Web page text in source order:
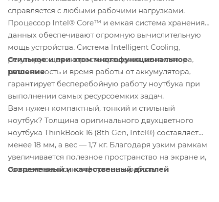
справляется с любыми рабочими нагрузками.
Процессор Intel® Core™ и емкая система хранения
данных обеспечивают огромную вычислительную
мощь устройства. Система Intelligent Cooling,
регулирующая скорость вращения вентилятора,
теплоемкость и время работы от аккумулятора,
гарантирует бесперебойную работу ноутбука при
выполнении самых ресурсоемких задач.
Стильное и при этом многофункциональное
решение
Вам нужен компактный, тонкий и стильный
ноутбук? Толщина оригинального двухцветного
ноутбука ThinkBook 16 (8th Gen, Intel®) составляет
менее 18 мм, а вес — 1,7 кг. Благодаря узким рамкам
увеличивается полезное пространство на экране и,
соответственно, комфортность работы.
Современный и качественный дисплей